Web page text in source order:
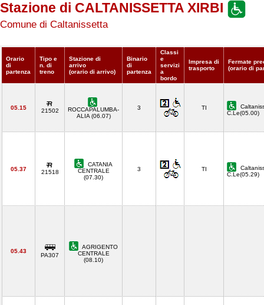
Stazione di CALTANISSETTA XIRBI
Comune di Caltanissetta
Orario
di
partenza
Tipo e
n. di
treno
Stazione di
arrivo
(orario di arrivo)
Binario
di
partenza
Classi
e
servizi
a
bordo
Impresa di
trasporto
Fermate
(orario di
05.15 21502
ROCCAPALUMBA-
ALIA (06.07)
3 TI
C.Le(05.00)
05.37 21518
CATANIA
CENTRALE
(07.30)
3 TI
C.Le(05.29)
05.43
PA307
AGRIGENTO
CENTRALE
(08.10)